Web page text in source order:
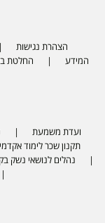
הצהרת נגישות
המידע
החלטת
ועדת משמעת
תקנון שכר לימוד
נהלים לנושאי נשק